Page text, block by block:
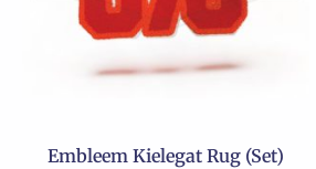
Embleem Kielegat Rug (Set)